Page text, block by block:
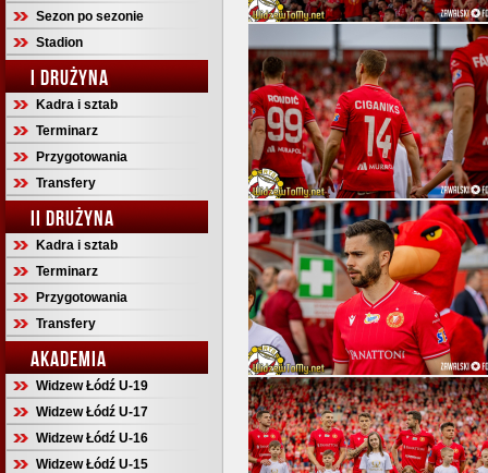
Sezon po sezonie
Stadion
I DRUŻYNA
Kadra i sztab
Terminarz
Przygotowania
Transfery
II DRUŻYNA
Kadra i sztab
Terminarz
Przygotowania
Transfery
AKADEMIA
Widzew Łódź U-19
Widzew Łódź U-17
Widzew Łódź U-16
Widzew Łódź U-15